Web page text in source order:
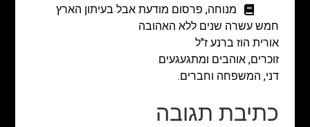
מנוחה, פרסום מודעת אבל בעיתון הארץ
חמש עשרה שנים ללא האהובה
אורית הוז ברנע ז"ל
זוכרים, אוהבים ומתגעגעים
דני, המשפחה וחברים.
כתיבת תגובה